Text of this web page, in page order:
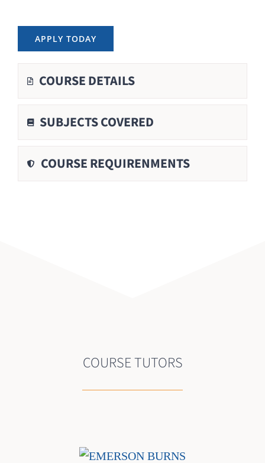
APPLY TODAY
COURSE DETAILS
SUBJECTS COVERED
COURSE REQUIRENMENTS
COURSE TUTORS